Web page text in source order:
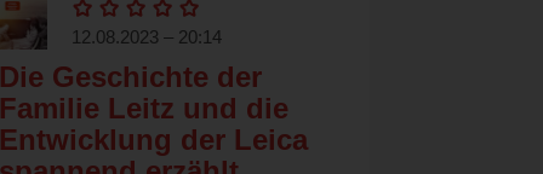
12.08.2023 – 20:14
Die Geschichte der
Familie Leitz und die
Entwicklung der Leica